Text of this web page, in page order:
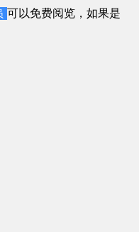
可以免费阅览，如果是